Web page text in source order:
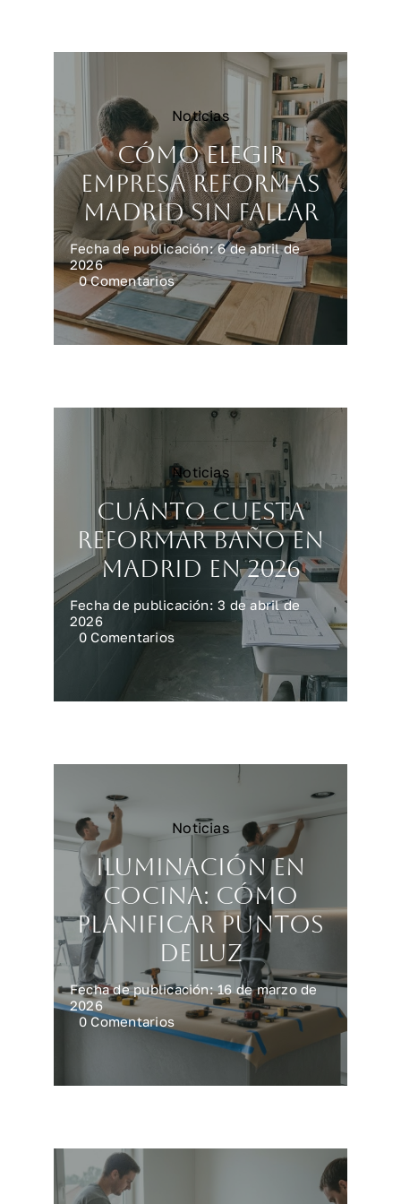
casa
Noticias
Cómo elegir
empresa reformas
Madrid sin fallar
Fecha de publicación: 6 de abril de
2026
0 Comentarioson
Cómo
elegir
empresa
reformas
Noticias
Cuánto cuesta
reformar baño en
Madrid en 2026
Fecha de publicación: 3 de abril de
2026
0 Comentarios
Cuánto
reformar
baño
2026
Noticias
Iluminación en
cocina: cómo
planificar puntos
de luz
Fecha de publicación: 16 de marzo de
2026
0 Comentarioson
Iluminación
cómo
luz